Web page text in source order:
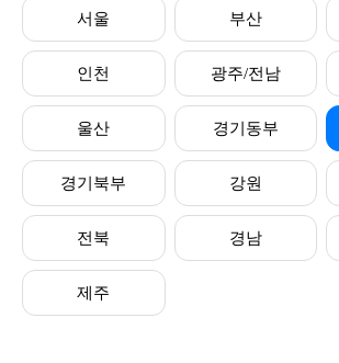
서울 부산
인천 광주/전남
울산 경기동부
경기북부 강원
전북 경남
제주